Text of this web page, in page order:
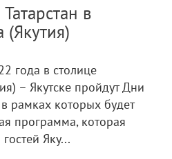
в
(Якутия)
года в столице
– Якутске пройдут Дни
рамках которых будет
программа, которая
Яку...